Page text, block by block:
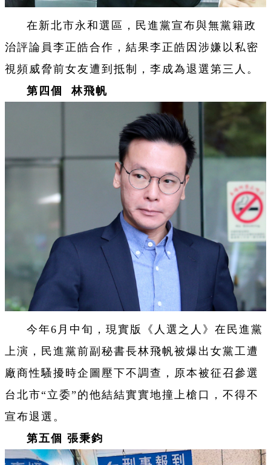
在新北市永和選區，民進黨宣布與無黨籍政
治評論員李正皓合作，結果李正皓因涉嫌以私密
視頻威脅前女友遭到抵制，李成為退選第三人。
第四個 林飛帆
今年6月中旬，現實版《人選之人》在民進黨
上演，民進黨前副秘書長林飛帆被爆出女黨工遭
廠商性騷擾時企圖壓下不調查，原本被征召參選
台北市“立委”的他結結實實地撞上槍口，不得不
宣布退選。
第五個 張秉鈞